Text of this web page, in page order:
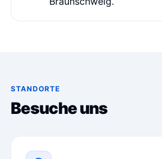
STANDORTE
Besuche uns